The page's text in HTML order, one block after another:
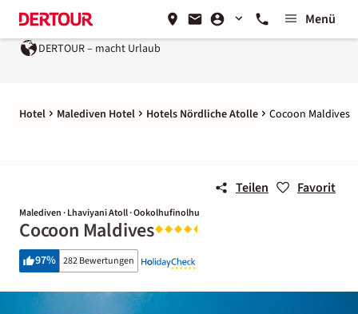
Menü
DERTOUR – macht Urlaub
Hotel Malediven Hotel Hotels Nördliche Atolle Cocoon Maldives
Teilen Favorit
Malediven · Lhaviyani Atoll · Ookolhufinolhu
Cocoon Maldives
97% 282 Bewertungen